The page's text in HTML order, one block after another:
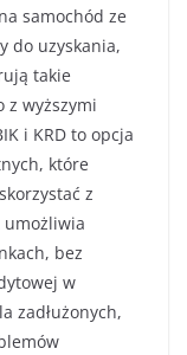
samochód ze
do uzyskania,
takie
z wyższymi
i KRD to opcja
które
z
umożliwia
bez
w
zadłużonych,